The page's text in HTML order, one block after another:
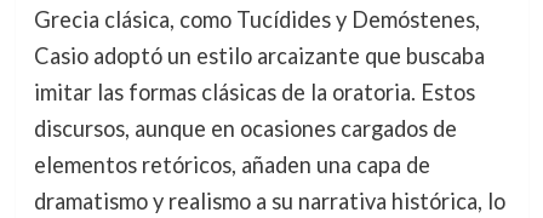
Grecia clásica, como Tucídides y Demóstenes,
Casio adoptó un estilo arcaizante que buscaba
imitar las formas clásicas de la oratoria. Estos
discursos, aunque en ocasiones cargados de
elementos retóricos, añaden una capa de
dramatismo y realismo a su narrativa histórica, lo